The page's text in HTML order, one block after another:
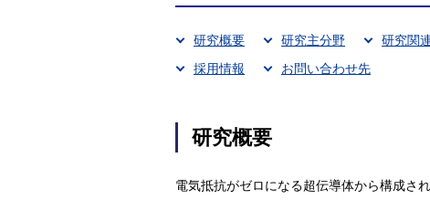
研究概要 研究主分野 研究関
採用情報
お問い合わせ先
研究概要
電気抵抗がゼロになる超伝導体から構成さ